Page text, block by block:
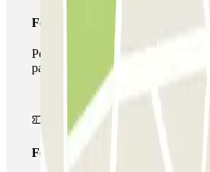
Forfait Simple
Pendant votre séjour, vous ne
parking qu'une seule fois
Forfait de stationnement multiple